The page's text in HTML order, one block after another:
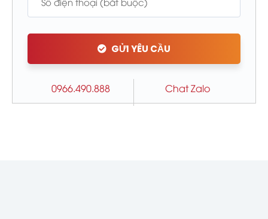
GỬI YÊU CẦU
0966.490.888 Chat Zalo